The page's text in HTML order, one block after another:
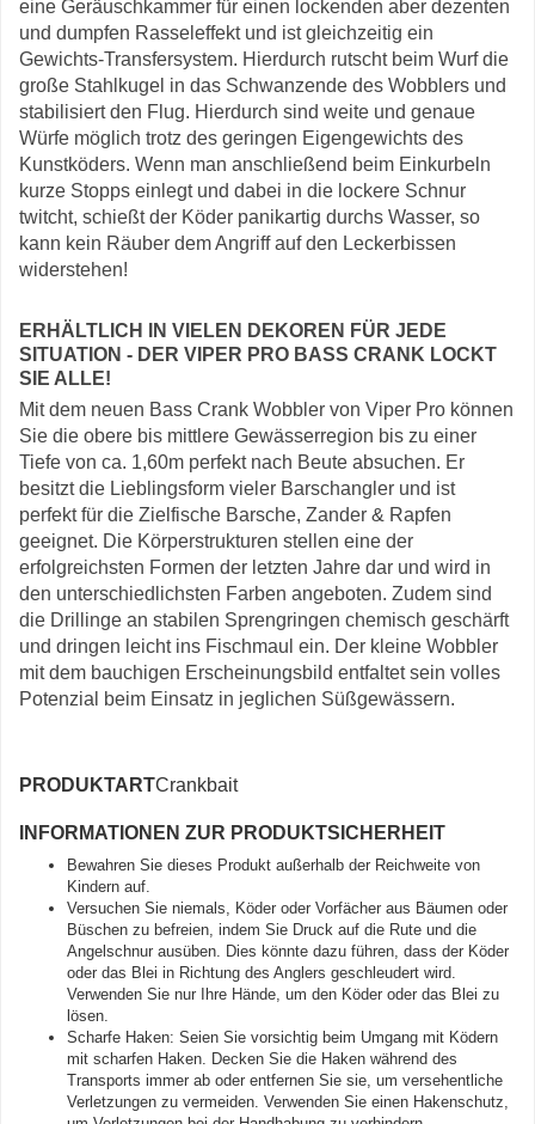
eine Geräuschkammer für einen lockenden aber dezenten
und dumpfen Rasseleffekt und ist gleichzeitig ein
Gewichts-Transfersystem. Hierdurch rutscht beim Wurf die
große Stahlkugel in das Schwanzende des Wobblers und
stabilisiert den Flug. Hierdurch sind weite und genaue
Würfe möglich trotz des geringen Eigengewichts des
Kunstköders. Wenn man anschließend beim Einkurbeln
kurze Stopps einlegt und dabei in die lockere Schnur
twitcht, schießt der Köder panikartig durchs Wasser, so
kann kein Räuber dem Angriff auf den Leckerbissen
widerstehen!
ERHÄLTLICH IN VIELEN DEKOREN FÜR JEDE
SITUATION - DER VIPER PRO BASS CRANK LOCKT
SIE ALLE!
Mit dem neuen Bass Crank Wobbler von Viper Pro können
Sie die obere bis mittlere Gewässerregion bis zu einer
Tiefe von ca. 1,60m perfekt nach Beute absuchen. Er
besitzt die Lieblingsform vieler Barschangler und ist
perfekt für die Zielfische Barsche, Zander & Rapfen
geeignet. Die Körperstrukturen stellen eine der
erfolgreichsten Formen der letzten Jahre dar und wird in
den unterschiedlichsten Farben angeboten. Zudem sind
die Drillinge an stabilen Sprengringen chemisch geschärft
und dringen leicht ins Fischmaul ein. Der kleine Wobbler
mit dem bauchigen Erscheinungsbild entfaltet sein volles
Potenzial beim Einsatz in jeglichen Süßgewässern.
PRODUKTARTCrankbait
INFORMATIONEN ZUR PRODUKTSICHERHEIT
Bewahren Sie dieses Produkt außerhalb der Reichweite von
Kindern auf.
Versuchen Sie niemals, Köder oder Vorfächer aus Bäumen oder
Büschen zu befreien, indem Sie Druck auf die Rute und die
Angelschnur ausüben. Dies könnte dazu führen, dass der Köder
oder das Blei in Richtung des Anglers geschleudert wird.
Verwenden Sie nur Ihre Hände, um den Köder oder das Blei zu
lösen.
Scharfe Haken: Seien Sie vorsichtig beim Umgang mit Ködern
mit scharfen Haken. Decken Sie die Haken während des
Transports immer ab oder entfernen Sie sie, um versehentliche
Verletzungen zu vermeiden. Verwenden Sie einen Hakenschutz,